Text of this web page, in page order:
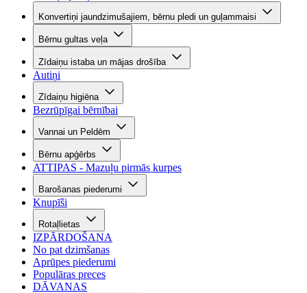
Konvertiņi jaundzimušajiem, bērnu pledi un guļammaisi
Bērnu gultas veļa
Zīdaiņu istaba un mājas drošība
Autiņi
Zīdaiņu higiēna
Bezrūpīgai bērnībai
Vannai un Peldēm
Bērnu apģērbs
ATTIPAS - Mazuļu pirmās kurpes
Barošanas piederumi
Knupīši
Rotaļlietas
IZPĀRDOŠANA
No pat dzimšanas
Aprūpes piederumi
Populāras preces
DĀVANAS